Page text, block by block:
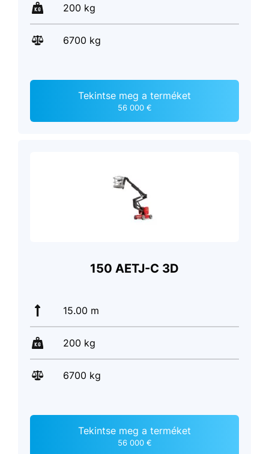
200 kg
6700 kg
Tekintse meg a terméket
56 000 €
150 AETJ-C 3D
15.00 m
200 kg
6700 kg
Tekintse meg a terméket
56 000 €